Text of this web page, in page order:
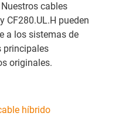
cables
CF280.UL.H pueden
a los sistemas de
principales
originales.
híbrido